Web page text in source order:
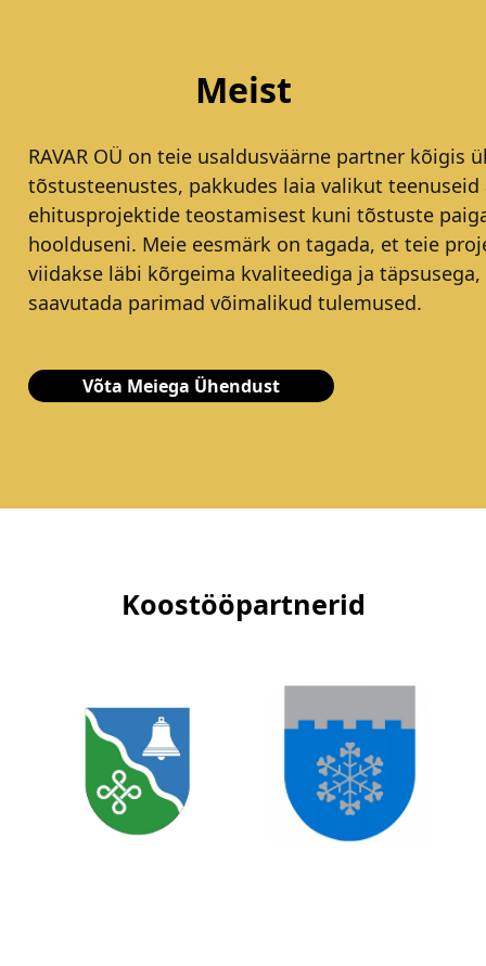
Meist
RAVAR OÜ on teie usaldusväärne partner kõigis
tõstusteenustes, pakkudes laia valikut teenuseid
ehitusprojektide teostamisest kuni tõstuste
hoolduseni. Meie eesmärk on tagada, et teie
viidakse läbi kõrgeima kvaliteediga ja täpsusega,
saavutada parimad võimalikud tulemused.
Võta Meiega Ühendust
Koostööpartnerid